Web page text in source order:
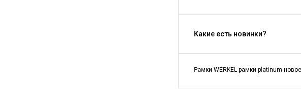
Какие есть новинки?
Рамки WERKEL рамки platinum